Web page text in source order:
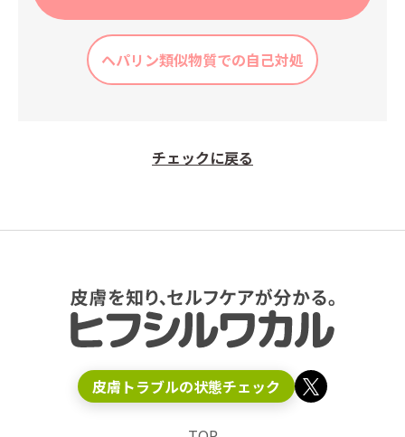
ヘパリン類似物質での自己対処
チェックに戻る
皮膚トラブルの状態チェック